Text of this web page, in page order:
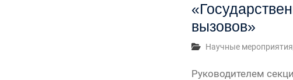
вызовов»
Научные мероприятия
Руководителем